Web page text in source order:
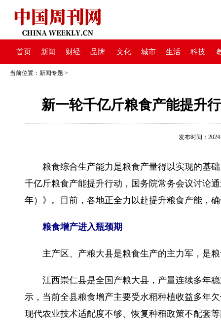
首页 新闻 财经 品牌 文化 城市 生活 科技
当前位置： 新闻专题 >
新一轮千亿斤粮食产能提升
发布时间：
粮食综合生产能力是粮食产量得以实现的基
千亿斤粮食产能提升行动，国务院常务会议讨论
年）》。目前，各地正全力以赴提升粮食产能，
粮食增产进入瓶颈期
主产区、产粮大县是粮食生产的主力军，是粮
江西崇仁县是全国产粮大县，产量连续多年稳
示，当前全县粮食增产主要受水稻种植收益多年
现代农业技术适配度不够、恢复种稻政策不配套